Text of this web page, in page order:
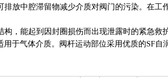
放中腔滞留物减少介质对阀门的污染。在工
，能起到因封圈损伤而出现泄露时的紧急救
于气体介质。阀杆运动部位采用优质的SF自